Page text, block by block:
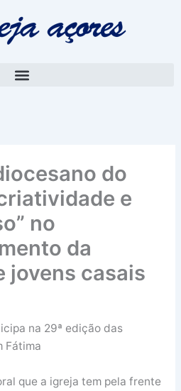
do
e
no
da
jovens casais
na 29ª edição das
Fátima
que a igreja tem pela frente